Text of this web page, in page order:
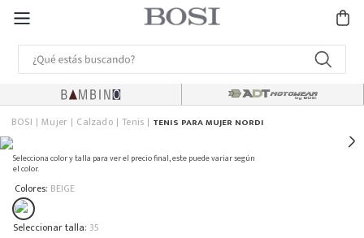
BOSI Mujer Calzado Tenis TENIS PARA MUJER NORDI
Selecciona color y talla para ver el precio final, este puede variar según
el color.
Colores: BEIGE
: 35